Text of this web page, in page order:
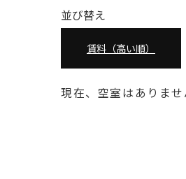
並び替え
賃料（高い順）
現在、空室はありませ